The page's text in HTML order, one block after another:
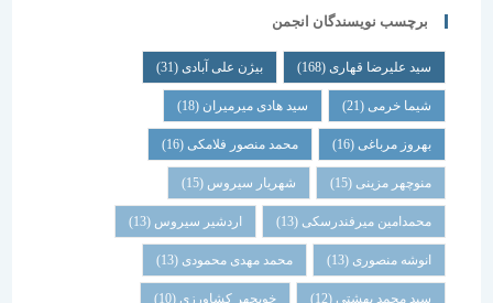
برچسب نویسندگان انجمن
سید علیرضا قهاری(168) بیژن علی آبادی(31)
شیما خرمی(21) سید هادی میرمیران(18)
بهروز مرباغی (16) محمد منصور فلامکی (16)
منوچهر مزینی(15) شهریار سیروس(15)
محمدامین میرفندرسکی(13) اردشیر سیروس(13)
انوشه منصوری(13) محمد مهدی محمودی(13)
سید محمد بهشتی(12) خوبچهر کشاورزی(10)